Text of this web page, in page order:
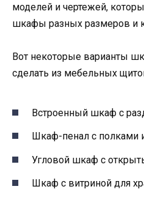
моделей и чертежей,
шкафы разных размеров и
Вот некоторые варианты
сделать из мебельных
Встроенный шкаф с
Шкаф-пенал с полками
Угловой шкаф с
Шкаф с витриной для